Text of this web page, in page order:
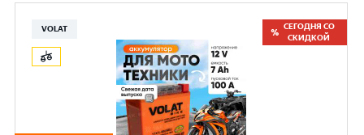
VOLAT
СЕГОДНЯ СО
СКИДКОЙ